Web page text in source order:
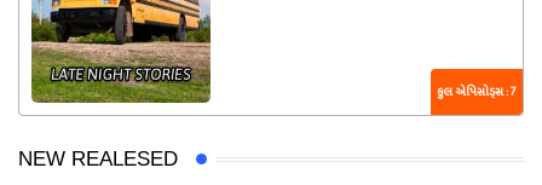
કુલ એપિસોડ્સ : 7
NEW REALESED